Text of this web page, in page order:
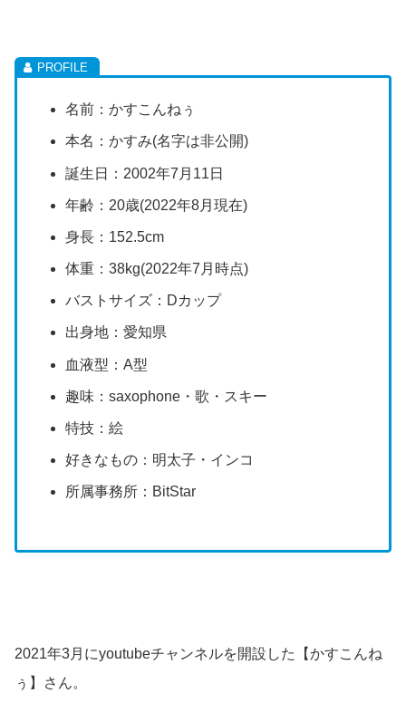
名前：かすこんねぅ
本名：かすみ(名字は非公開)
誕生日：2002年7月11日
年齢：20歳(2022年8月現在)
身長：152.5cm
体重：38kg(2022年7月時点)
バストサイズ：Dカップ
出身地：愛知県
血液型：A型
趣味：saxophone・歌・スキー
特技：絵
好きなもの：明太子・インコ
所属事務所：BitStar
2021年3月にyoutubeチャンネルを開設した【かすこんね
ぅ】さん。